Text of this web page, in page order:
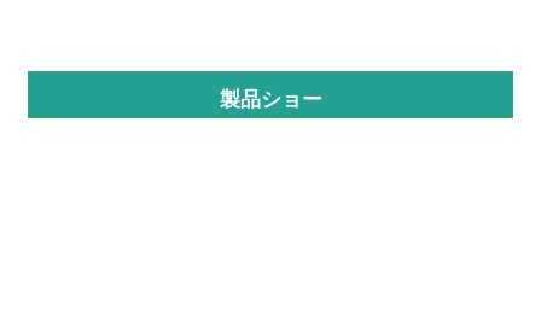
製品ショー